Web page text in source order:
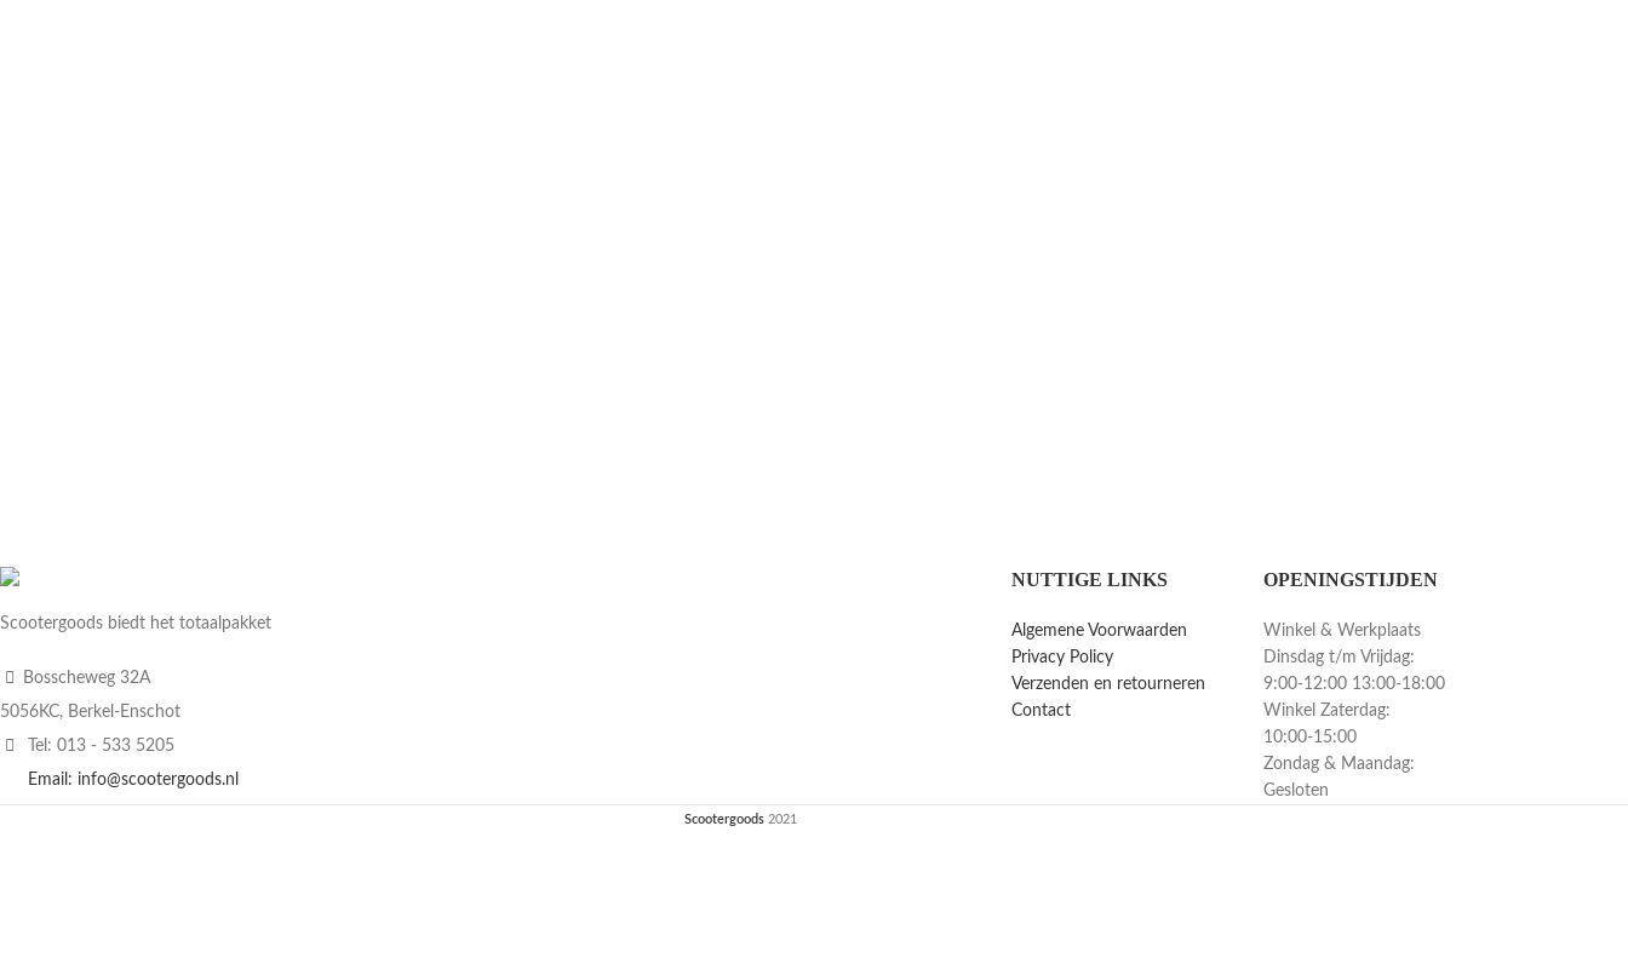
Scootergoods biedt het totaalpakket
Bosscheweg 32A
5056KC, Berkel-Enschot
Tel: 013 - 533 5205
Email: info@scootergoods.nl
NUTTIGE LINKS
Algemene Voorwaarden
Privacy Policy
Verzenden en retourneren
Contact
OPENINGSTIJDEN
Winkel & Werkplaats
Dinsdag t/m Vrijdag:
9:00-12:00 13:00-18:00
Winkel Zaterdag:
10:00-15:00
Zondag & Maandag:
Gesloten
Scootergoods2021